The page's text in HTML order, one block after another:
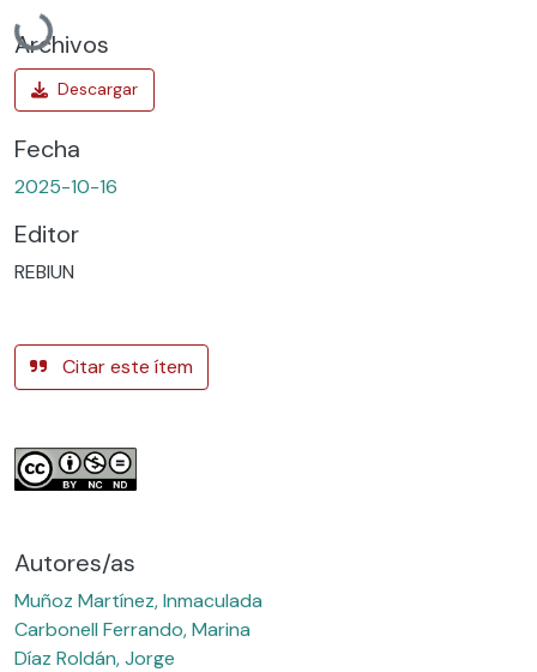
Archivos
Fecha
2025-10-16
Editor
REBIUN
Citar este ítem
Autores/as
Muñoz Martínez, Inmaculada
Carbonell Ferrando, Marina
Díaz Roldán, Jorge